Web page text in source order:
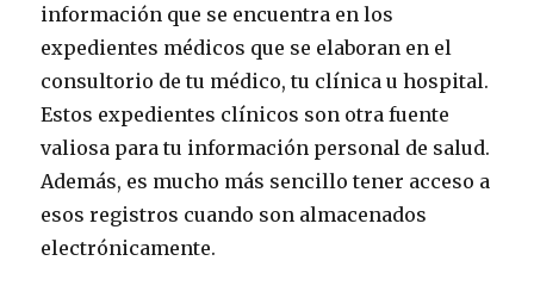
información que se encuentra en los
expedientes médicos que se elaboran en el
consultorio de tu médico, tu clínica u hospital.
Estos expedientes clínicos son otra fuente
valiosa para tu información personal de salud.
Además, es mucho más sencillo tener acceso a
esos registros cuando son almacenados
electrónicamente.